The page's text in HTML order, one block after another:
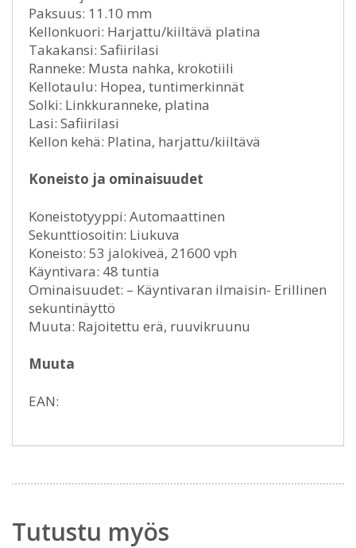
Paksuus: 11.10 mm
Kellonkuori: Harjattu/kiiltävä platina
Takakansi: Safiirilasi
Ranneke: Musta nahka, krokotiili
Kellotaulu: Hopea, tuntimerkinnät
Solki: Linkkuranneke, platina
Lasi: Safiirilasi
Kellon kehä: Platina, harjattu/kiiltävä
Koneisto ja ominaisuudet
Koneistotyyppi: Automaattinen
Sekunttiosoitin: Liukuva
Koneisto: 53 jalokiveä, 21600 vph
Käyntivara: 48 tuntia
Ominaisuudet: – Käyntivaran ilmaisin- Erillinen
sekuntinäyttö
Muuta: Rajoitettu erä, ruuvikruunu
Muuta
EAN:
Tutustu myös